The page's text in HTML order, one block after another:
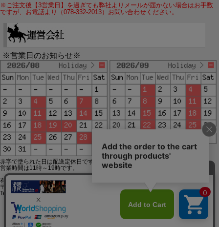
※ご注文後【3営業日】を過ぎても弊社よりメールが届かない場合はお手数
ですが、お電話より（078-332-2013）お問い合わせください。
※営業日のお知らせ※
赤字で塗られた日は配送定休日です。
営業時間は11時～19時です。
有限会社ジップジップ SakuraStyle通販事業部
〒650-0021 神戸市中央区三宮町3-9-19イトウビル1,4F
Tel:078-332-2013 FAX:078-333-6644